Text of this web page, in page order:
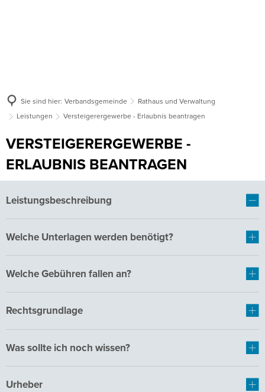
Sie sind hier: Verbandsgemeinde
Rathaus und Verwaltung
Leistungen
Versteigerergewerbe - Erlaubnis beantragen
VERSTEIGERERGEWERBE -
ERLAUBNIS BEANTRAGEN
Leistungsbeschreibung
Welche Unterlagen werden benötigt?
Welche Gebühren fallen an?
Rechtsgrundlage
Was sollte ich noch wissen?
Urheber